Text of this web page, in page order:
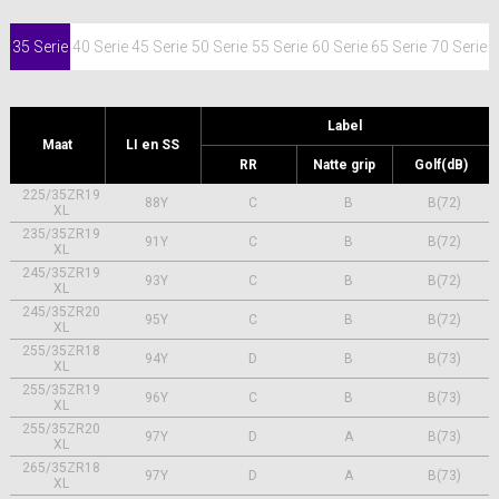
35 Serie 40 Serie 45 Serie 50 Serie 55 Serie 60 Serie 65 Serie 70 Serie
Maat LI en SS
Label
RR Natte grip
Golf(dB)
225/35ZR19
XL
88Y C B
B(72)
235/35ZR19
XL
91Y C B
B(72)
245/35ZR19
XL
93Y C B
B(72)
245/35ZR20
XL
95Y C B
B(72)
255/35ZR18
XL
94Y D B
B(73)
255/35ZR19
XL
96Y C B
B(73)
255/35ZR20
XL
97Y D A
B(73)
265/35ZR18
XL
97Y D A B(73)